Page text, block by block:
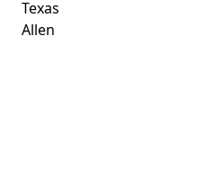
Texas
Allen